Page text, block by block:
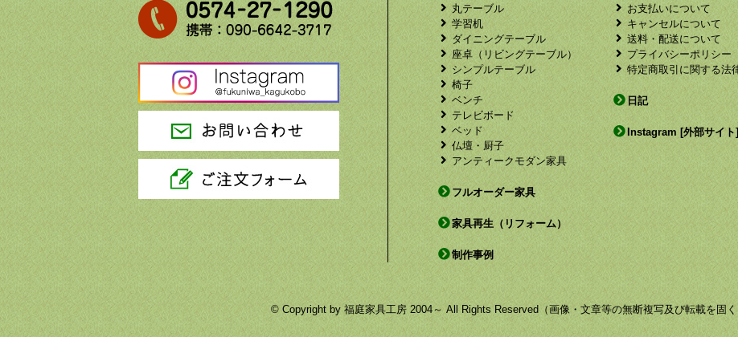
丸テーブル
学習机
ダイニングテーブル
座卓（リビングテーブル）
シンプルテーブル
椅子
ベンチ
テレビボード
ベッド
仏壇・厨子
アンティークモダン家具
フルオーダー家具
家具再生（リフォーム）
制作事例
お支払いについて
キャンセルについて
送料・配送について
プライバシーポリシー
特定商取引に関する法
日記
Instagram [外部サイト]
© Copyright by 福庭家具工房 2004～ All Rights Reserved（画像・文章等の無断複写及び転載を固